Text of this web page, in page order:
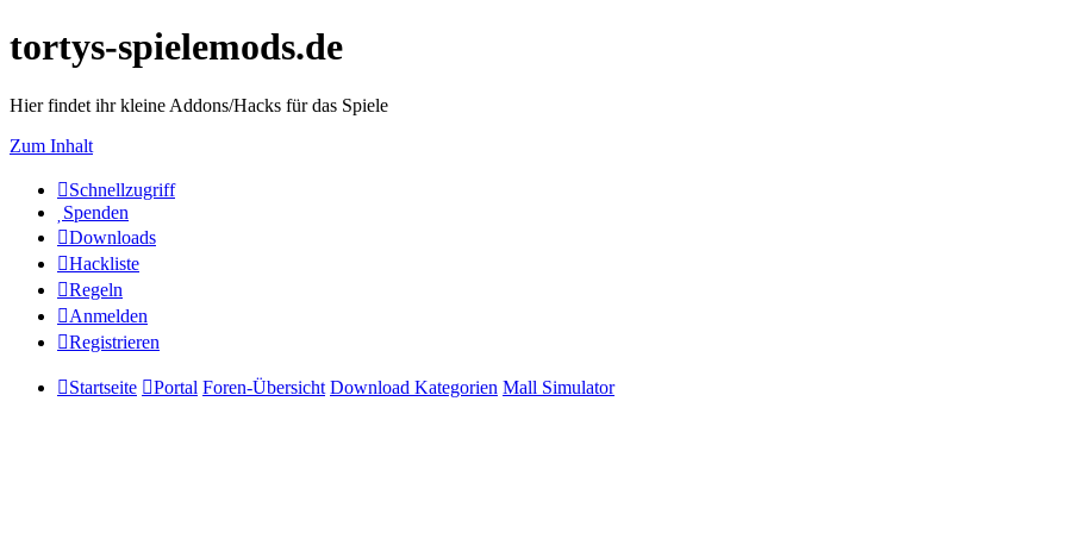
tortys-spielemods.de
Hier findet ihr kleine Addons/Hacks für das Spiele
Zum Inhalt
Schnellzugriff
Spenden
Downloads
Hackliste
Regeln
Anmelden
Registrieren
Startseite Portal Foren-Übersicht Download Kategorien Mall Simulator